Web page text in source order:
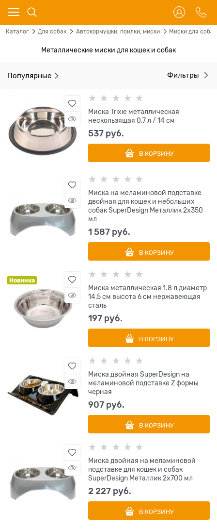
Каталог Для собак Автокормушки, поилки, миски Миски для собак
Металлические миски для кошек и собак
Популярные Фильтры
Миска Trixie металлическая
нескользящая 0,7 л / 14 см
537 руб.
В КОРЗИНУ
Миска на меламиновой подставке
двойная для кошек и небольших
собак SuperDesign Металлик 2х350
мл
1 587 руб.
В КОРЗИНУ
Новинка
Миска металлическая 1.8 л диаметр
14,5 см высота 6 см нержавеющая
сталь
197 руб.
В КОРЗИНУ
Миска двойная SuperDesign на
меламиновой подставке Z формы
черная
907 руб.
В КОРЗИНУ
Миска двойная на меламиновой
подставке для кошек и собак
SuperDesign Металлик 2х700 мл
2 227 руб.
В КОРЗИНУ